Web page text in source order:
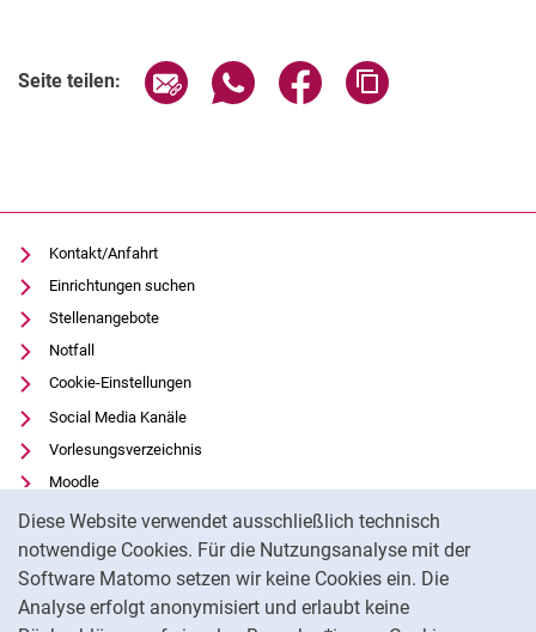
Diese Website verwendet ausschließlich technisch
notwendige Cookies. Für die Nutzungsanalyse mit der
Software Matomo setzen wir keine Cookies ein. Die
Analyse erfolgt anonymisiert und erlaubt keine
Seite teilen: Seite über E-Mail teilen
Seite über WhatsApp teilen
Seite über Facebook
Kontakt/Anfahrt
Einrichtungen suchen
Stellenangebote
Notfall
Cookie-Einstellungen
Social Media Kanäle
Vorlesungsverzeichnis
Moodle
Panopto
Universitätsbibliothek
Datenschutz
Barrierefreiheit